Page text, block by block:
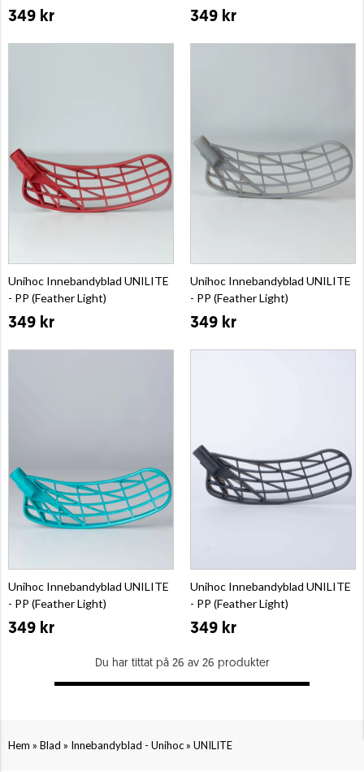
349 kr 349 kr
Unihoc Innebandyblad UNILITE
- PP (Feather Light)
349 kr
Unihoc Innebandyblad UNILITE
- PP (Feather Light)
349 kr
Unihoc Innebandyblad UNILITE
- PP (Feather Light)
349 kr
Unihoc Innebandyblad UNILITE
- PP (Feather Light)
349 kr
Du har tittat på 26 av 26 produkter
Hem » Blad » Innebandyblad - Unihoc» UNILITE